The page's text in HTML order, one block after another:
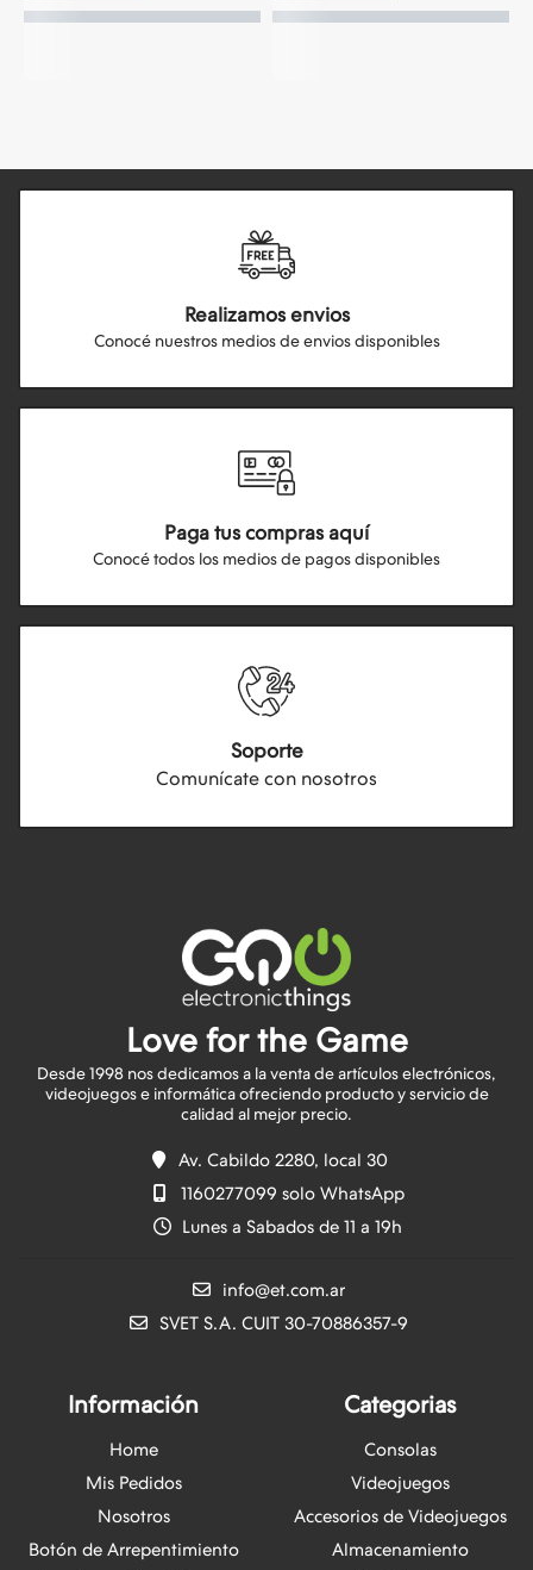
Realizamos envios
Conocé nuestros medios de envios disponibles
Paga tus compras aquí
Conocé todos los medios de pagos disponibles
Soporte
Comunícate con nosotros
Love for the Game
Desde 1998 nos dedicamos a la venta de artículos electrónicos,
videojuegos e informática ofreciendo producto y servicio de
Av. Cabildo 2280, local 30
1160277099 solo WhatsApp
Lunes a Sabados de 11 a 19h
info@et.com.ar
SVET S.A. CUIT 30-70886357-9
Información
Home
Mis Pedidos
Nosotros
Botón de Arrepentimiento
Categorias
Consolas
Videojuegos
Accesorios de Videojuegos
Almacenamiento